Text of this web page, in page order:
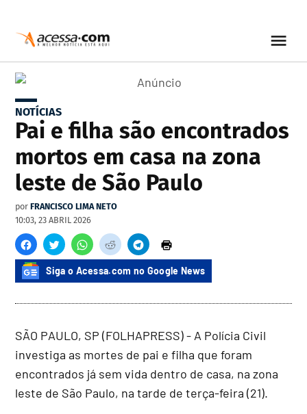
NOTÍCIAS
Pai e filha são encontrados
mortos em casa na zona
leste de São Paulo
por FRANCISCO LIMA NETO
10:03, 23 ABRIL 2026
Siga o Acessa.com no Google News
SÃO PAULO, SP (FOLHAPRESS) - A Polícia Civil
investiga as mortes de pai e filha que foram
encontrados já sem vida dentro de casa, na zona
leste de São Paulo, na tarde de terça-feira (21).